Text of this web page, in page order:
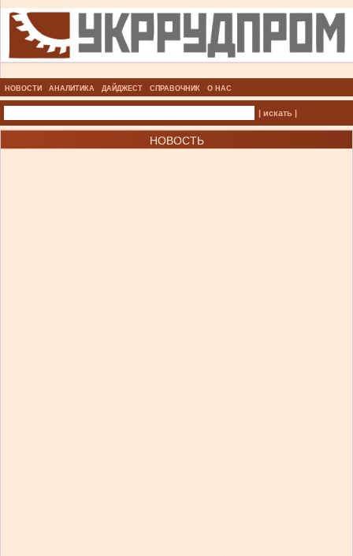
НОВОСТИ АНАЛИТИКА ДАЙДЖЕСТ СПРАВОЧНИК О НАС
| искать |
НОВОСТЬ